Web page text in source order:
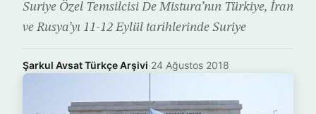
Suriye Özel Temsilcisi De Mistura’nın Türkiye, İran
ve Rusya’yı 11-12 Eylül tarihlerinde Suriye
Şarkul Avsat Türkçe Arşivi·24 Ağustos 2018